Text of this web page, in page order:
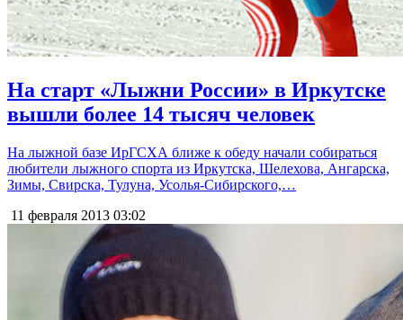
На старт «Лыжни России» в Иркутске
вышли более 14 тысяч человек
На лыжной базе ИрГСХА ближе к обеду начали собираться
любители лыжного спорта из Иркутска, Шелехова, Ангарска,
Зимы, Свирска, Тулуна, Усолья-Сибирского,…
11 февраля 2013 03:02